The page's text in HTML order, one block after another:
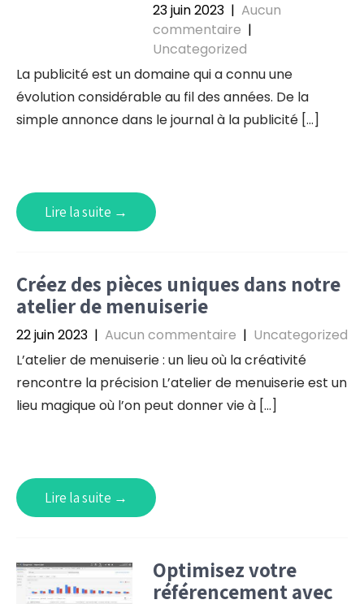
23 juin 2023 | Aucun
commentaire |
Uncategorized
La publicité est un domaine qui a connu une
évolution considérable au fil des années. De la
simple annonce dans le journal à la publicité […]
Lire la suite →
Créez des pièces uniques dans notre
atelier de menuiserie
22 juin 2023 | Aucun commentaire | Uncategorized
L’atelier de menuiserie : un lieu où la créativité
rencontre la précision L’atelier de menuiserie est un
lieu magique où l’on peut donner vie à […]
Lire la suite →
Optimisez votre
référencement avec